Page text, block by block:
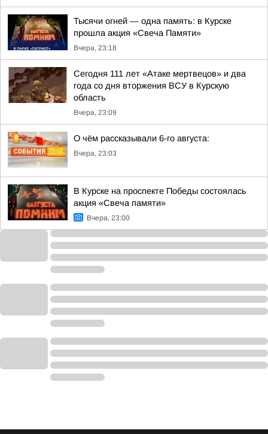
Тысячи огней — одна память: в Курске
прошла акция «Свеча Памяти»
Вчера, 23:18
Сегодня 111 лет «Атаке мертвецов» и два
года со дня вторжения ВСУ в Курскую
область
Вчера, 23:09
О чём рассказывали 6-го августа:
Вчера, 23:03
В Курске на проспекте Победы состоялась
акция «Свеча памяти»
Вчера, 23:00